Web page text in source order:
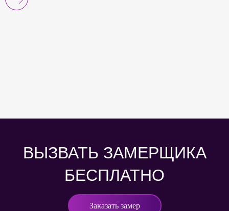
ВЫЗВАТЬ ЗАМЕРЩИКА
БЕСПЛАТНО
Заказать замер